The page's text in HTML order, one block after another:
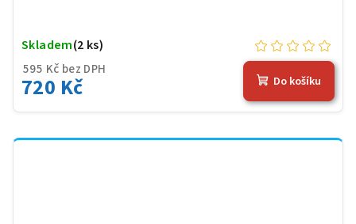
595 Kč bez DPH
720 Kč
Skladem(2 ks)
Do košíku